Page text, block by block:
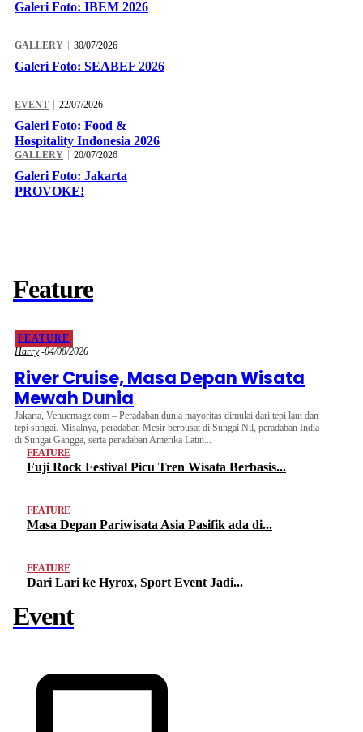
Galeri Foto: IBEM 2026
GALLERY 30/07/2026
Galeri Foto: SEABEF 2026
EVENT 22/07/2026
Galeri Foto: Food &
Hospitality Indonesia 2026
GALLERY 20/07/2026
Galeri Foto: Jakarta
PROVOKE!
Feature
FEATURE
Harry -04/08/2026
River Cruise, Masa Depan Wisata
Mewah Dunia
Jakarta, Venuemagz.com – Peradaban dunia mayoritas dimulai dari tepi laut dan
tepi sungai. Misalnya, peradaban Mesir berpusat di Sungai Nil, peradaban India
di Sungai Gangga, serta peradaban Amerika Latin...
FEATURE
Fuji Rock Festival Picu Tren Wisata Berbasis...
FEATURE
Masa Depan Pariwisata Asia Pasifik ada di...
FEATURE
Dari Lari ke Hyrox, Sport Event Jadi...
Event